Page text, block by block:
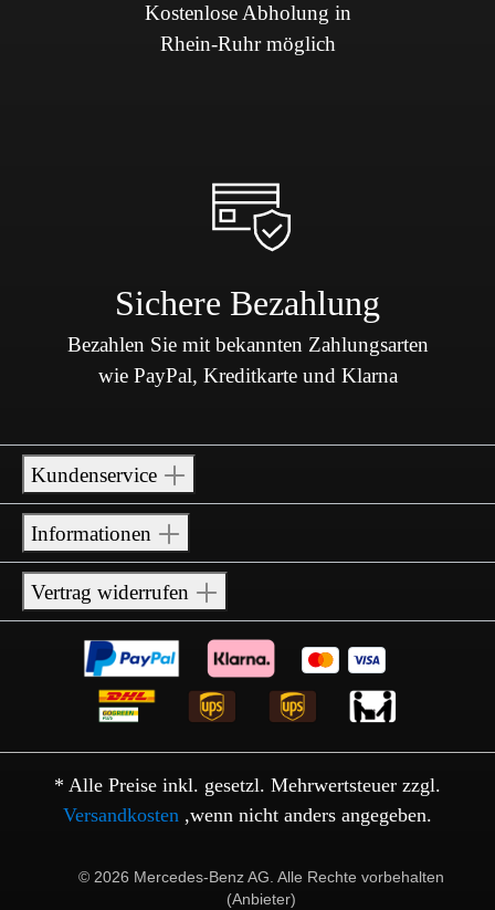
Kostenlose Abholung in
Rhein-Ruhr möglich
Sichere Bezahlung
Bezahlen Sie mit bekannten Zahlungsarten
wie PayPal, Kreditkarte und Klarna
Kundenservice
Informationen
Vertrag widerrufen
* Alle Preise inkl. gesetzl. Mehrwertsteuer zzgl.
Versandkosten ,wenn nicht anders angegeben.
© 2026 Mercedes-Benz AG. Alle Rechte vorbehalten
(Anbieter)